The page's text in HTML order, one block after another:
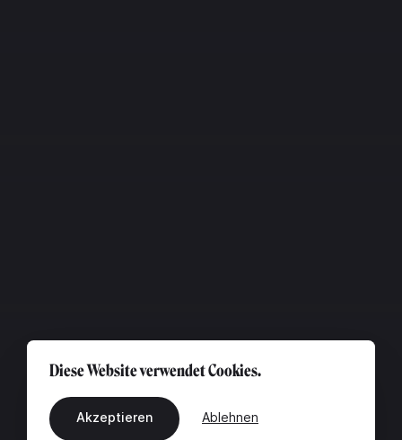
Diese Website verwendet Cookies.
Akzeptieren Ablehnen